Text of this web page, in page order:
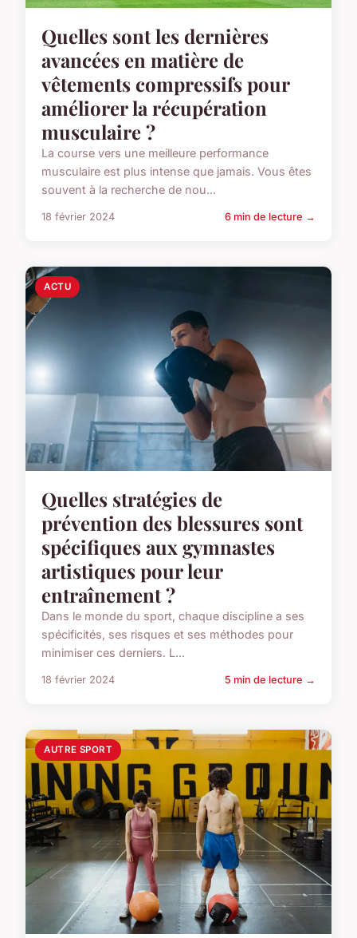
Quelles sont les dernières
avancées en matière de
vêtements compressifs pour
améliorer la récupération
musculaire ?
La course vers une meilleure performance
musculaire est plus intense que jamais. Vous êtes
souvent à la recherche de nou...
18 février 2024 6 min de lecture →
ACTU
Quelles stratégies de
prévention des blessures sont
spécifiques aux gymnastes
artistiques pour leur
entraînement ?
Dans le monde du sport, chaque discipline a ses
spécificités, ses risques et ses méthodes pour
minimiser ces derniers. L...
18 février 2024 5 min de lecture →
AUTRE SPORT